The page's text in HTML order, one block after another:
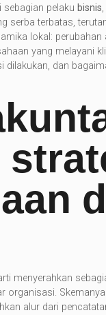
pelaku bisnis
serba terbatas,
lokal:
yang melayani
dilakukan, dan
menyerahkan
alur dari